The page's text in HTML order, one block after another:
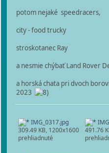
potom nejaké speedracers,
city - food trucky
stroskotanec Ray
a nesmie chýbať Land Rover
a horská chata pri dvoch
2023
IMG_0317.jpg
309.49 KB, 1200x1600
prehliadnuté
491.76